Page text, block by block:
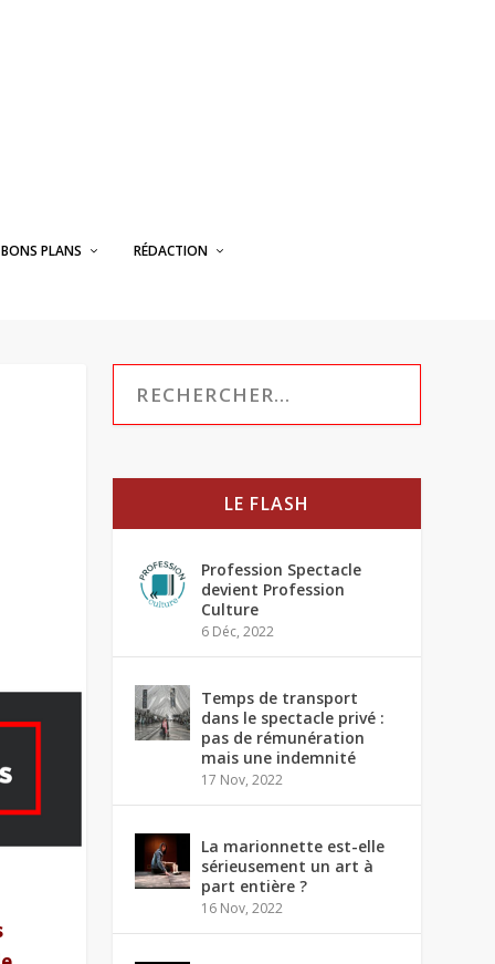
BONS PLANS RÉDACTION
LE FLASH
Profession Spectacle
devient Profession
Culture
6 Déc, 2022
Temps de transport
dans le spectacle privé :
pas de rémunération
mais une indemnité
17 Nov, 2022
La marionnette est-elle
sérieusement un art à
part entière ?
16 Nov, 2022